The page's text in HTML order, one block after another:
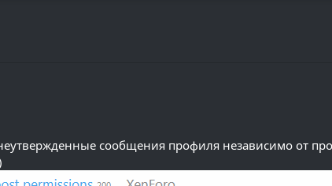
сообщения профиля независимо от